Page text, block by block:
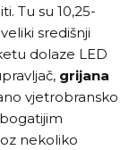
Tu su 10,25-
središnji
dolaze LED
grijana
vjetrobransko
nekoliko